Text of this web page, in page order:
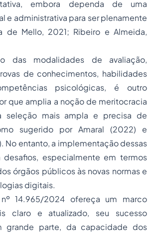
embora dependa de uma
e administrativa para ser plenamente
de Mello, 2021; Ribeiro e Almeida,
das modalidades de avaliação,
de conhecimentos, habilidades
psicológicas, é outro
que amplia a noção de meritocracia
seleção mais ampla e precisa de
sugerido por Amaral (2022) e
No entanto, a implementação dessas
desafios, especialmente em termos
órgãos públicos às novas normas e
digitais.
14.965/2024 ofereça um marco
claro e atualizado, seu sucesso
grande parte, da capacidade dos